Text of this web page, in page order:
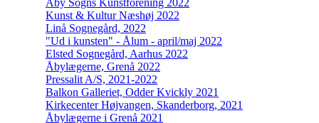
Åby Sogns Kunstforening 2022
Kunst & Kultur Næshøj 2022
Linå Sognegård, 2022
"Ud i kunsten" - Ålum - april/maj 2022
Elsted Sognegård, Aarhus 2022
Åbylægerne, Grenå 2022
Pressalit A/S, 2021-2022
Balkon Galleriet, Odder Kvickly 2021
Kirkecenter Højvangen, Skanderborg, 2021
Åbylægerne i Grenå 2021